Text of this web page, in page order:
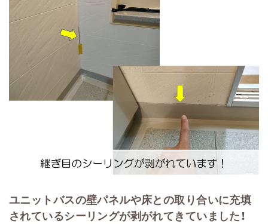
ユニットバスの壁パネルや床との取り合いに充填
されているシーリングが剥がれてきていました！